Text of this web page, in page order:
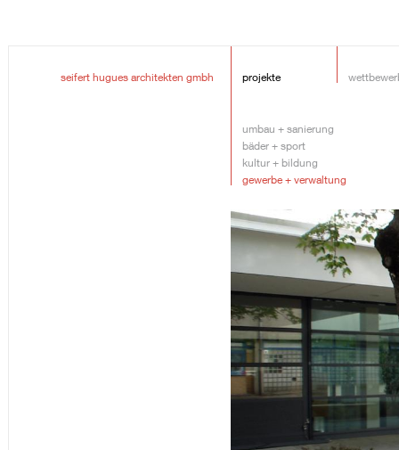
seifert hugues architekten gmbh projekte
umbau + sanierung
bäder + sport
kultur + bildung
gewerbe + verwaltung